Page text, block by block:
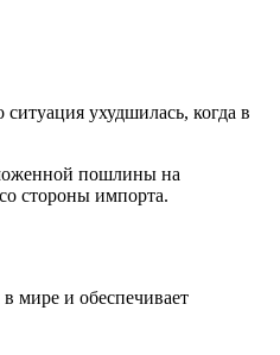
ухудшилась, когда в
пошлины на
стороны импорта.
мире и обеспечивает